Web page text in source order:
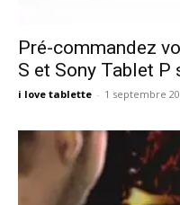
Pré-commandez
S et Sony Tablet P
i love tablette - 1 septembre